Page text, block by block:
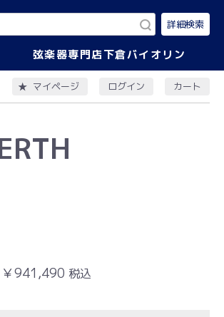
詳細検索
弦楽器専門店下倉バイオリン
マイページ ログイン カート
￥941,490 税込